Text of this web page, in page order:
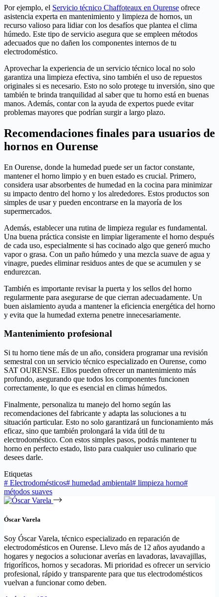
Por ejemplo, el Servicio técnico Chaffoteaux en Ourense ofrece
asistencia experta en mantenimiento y limpieza de hornos, un
recurso valioso para lidiar con los desafíos que plantea el clima
húmedo. Este tipo de servicio asegura que se empleen métodos
adecuados que no dañen los componentes internos de tu
electrodoméstico.
Aprovechar la experiencia de un servicio técnico local no solo
garantiza una limpieza efectiva, sino también el uso de repuestos
originales si es necesario. Esto no solo protege tu inversión, sino que
también te brinda tranquilidad al saber que tu horno está en buenas
manos. Además, contar con la ayuda de expertos puede evitar
problemas mayores que podrían surgir a largo plazo.
Recomendaciones finales para usuarios de
hornos en Ourense
En Ourense, donde la humedad puede ser un factor constante,
mantener el horno limpio y en buen estado es crucial. Primero,
considera usar absorbentes de humedad en la cocina para minimizar
su impacto dentro del horno y los alrededores. Estos productos son
simples de usar y pueden encontrarse en la mayoría de los
supermercados.
Además, establecer una rutina de limpieza regular es fundamental.
Una buena práctica consiste en limpiar ligeramente el horno después
de cada uso, especialmente si has cocinado algo que generó mucho
vapor o grasa. Con un paño húmedo y una mezcla suave de agua y
vinagre, puedes eliminar residuos antes de que se acumulen y se
endurezcan.
También es importante revisar la puerta y los sellos del horno
regularmente para asegurarse de que cierran adecuadamente. Un
buen aislamiento ayuda a mantener la eficiencia energética del horno
y evita que la humedad externa penetre innecesariamente.
Mantenimiento profesional
Si tu horno tiene más de un año, considera programar una revisión
semestral con un servicio técnico especializado en Ourense, como
SAT OURENSE. Ellos pueden ofrecer un mantenimiento más
profundo, asegurando que todos los componentes funcionen
correctamente, lo que es esencial en climas húmedos.
Finalmente, personaliza tu manejo del horno según las
recomendaciones del fabricante y adapta las soluciones a tu
situación particular. Esto no solo garantizará un funcionamiento más
eficaz, sino que también prolongará la vida útil de tu
electrodoméstico. Con estos simples pasos, podrás mantener tu
horno en perfecto estado, listo para cualquier uso culinario que
desees darle.
Etiquetas
# Electrodomésticos# humedad ambiental# limpieza horno#
métodos suaves
Óscar Varela
Soy Óscar Varela, técnico especializado en reparación de
electrodomésticos en Ourense. Llevo más de 12 años ayudando a
hogares y negocios a solucionar averías en lavadoras, lavavajillas,
frigoríficos, hornos y secadoras. Mi prioridad es ofrecer un servicio
profesional, rápido y transparente para que tus electrodomésticos
vuelvan a funcionar como deben.